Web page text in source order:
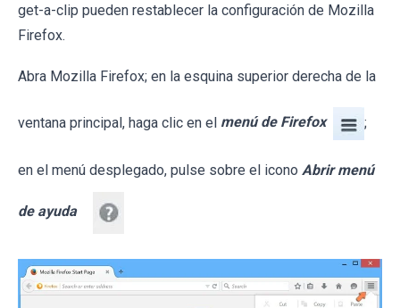
get-a-clip pueden restablecer la configuración de Mozilla
Firefox.
Abra Mozilla Firefox; en la esquina superior derecha de la
ventana principal, haga clic en el menú de Firefox ;
en el menú desplegado, pulse sobre el icono Abrir menú
de ayuda